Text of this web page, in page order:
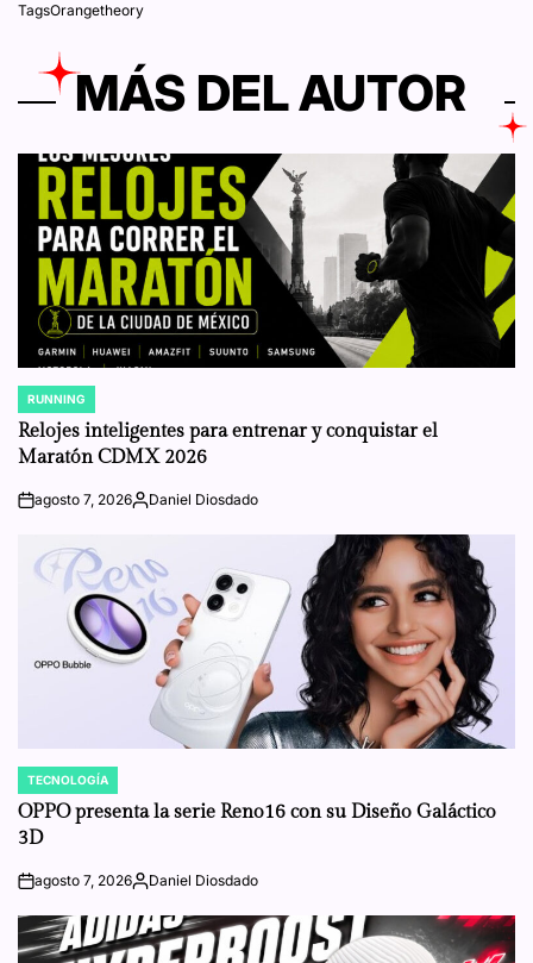
TagsOrangetheory
MÁS DEL AUTOR
POSTED
IN
RUNNING
Relojes inteligentes para entrenar y conquistar el
Maratón CDMX 2026
onagosto 7, 2026Posted
Daniel Diosdado
POSTED
IN
TECNOLOGÍA
OPPO presenta la serie Reno16 con su Diseño Galáctico
3D
onagosto 7, 2026Posted
Daniel Diosdado